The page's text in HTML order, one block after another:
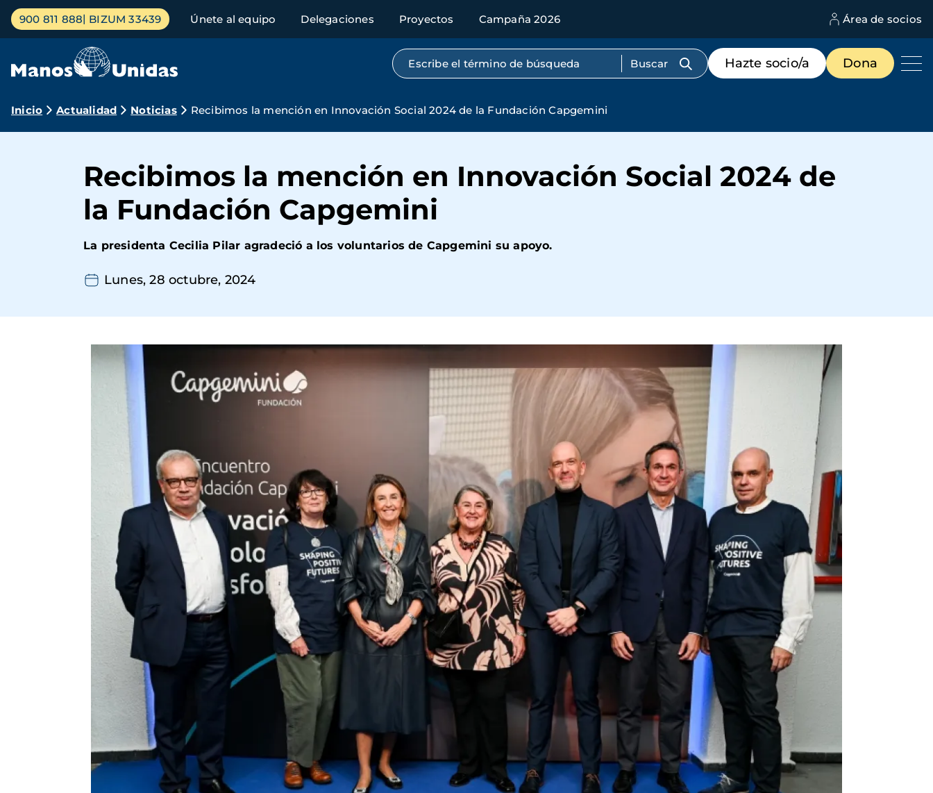
Pasar
contenido
Menú
principal
900 811 888 BIZUM 33439 Únete al equipo Delegaciones Proyectos Campaña 2026 Área de socios
Búsqueda por texto completo
Menú
de
destacados
Hazte socio/a Dona
Ruta
navegación
Inicio Actualidad Noticias Recibimos la mención en Innovación Social 2024 de la Fundación Capgemini
Recibimos la mención en Innovación Social 2024 de
la Fundación Capgemini
La presidenta Cecilia Pilar agradeció a los voluntarios de Capgemini su apoyo.
Lunes, 28 octubre, 2024